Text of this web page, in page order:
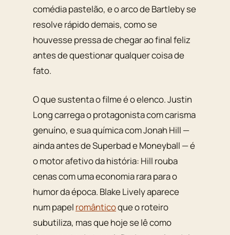
comédia pastelão, e o arco de Bartleby se
resolve rápido demais, como se
houvesse pressa de chegar ao final feliz
antes de questionar qualquer coisa de
fato.
O que sustenta o filme é o elenco. Justin
Long carrega o protagonista com carisma
genuíno, e sua química com Jonah Hill —
ainda antes deSuperbadeMoneyball — é
o motor afetivo da história: Hill rouba
cenas com uma economia rara para o
humor da época. Blake Lively aparece
num papel românticoque o roteiro
subutiliza, mas que hoje se lê como